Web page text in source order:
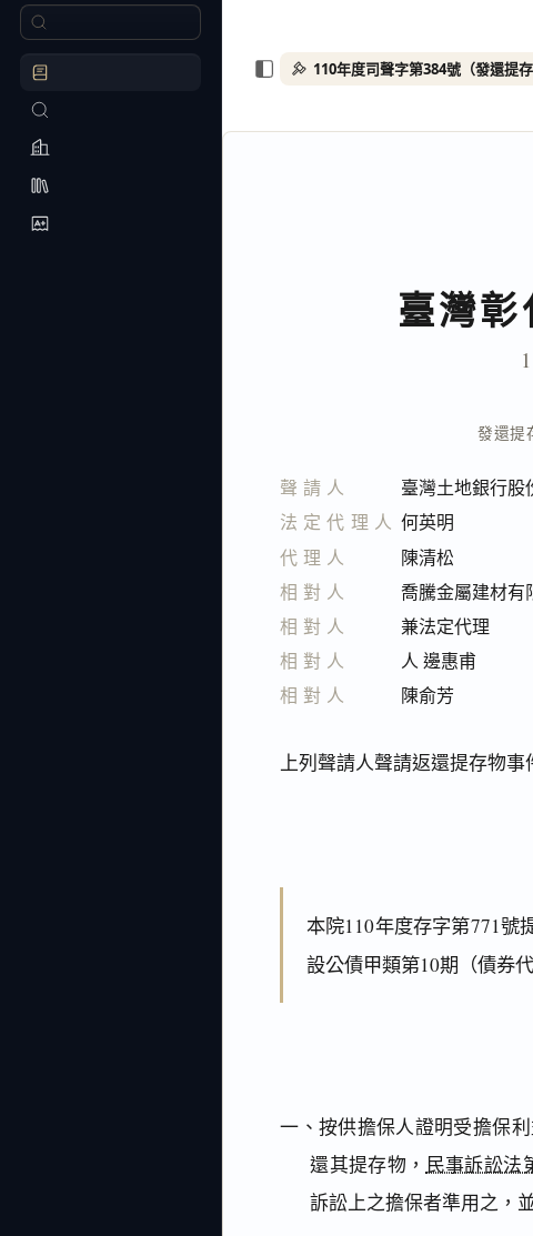
臺灣
發還提
聲請人
臺灣土地銀行股
法定代理人 何英明
代理人
陳清松
相對人
喬騰金屬建材有
相對人
兼法定代理
相對人
人 邊惠甫
相對人
陳俞芳
上列聲請人聲請返還提存物事
本院110年度存字第771號
設公債甲類第10期（債券
一、按供擔保人證明受擔保
還其提存物， 民事訴訟法
訴訟上之擔保者準用之，
110年度司聲字第384號（發還提存